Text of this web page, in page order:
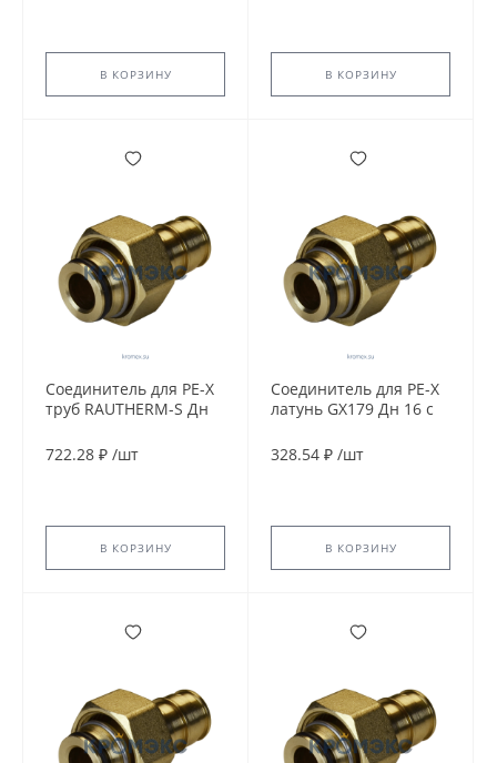
В КОРЗИНУ В КОРЗИНУ
Соединитель для PE-X
труб RAUTHERM-S Дн
12506071002
722.28 ₽ /шт
В КОРЗИНУ
Соединитель для PE-X
латунь GX179 Дн 16 с
16мм Giacomini
328.54 ₽ /шт
В КОРЗИНУ